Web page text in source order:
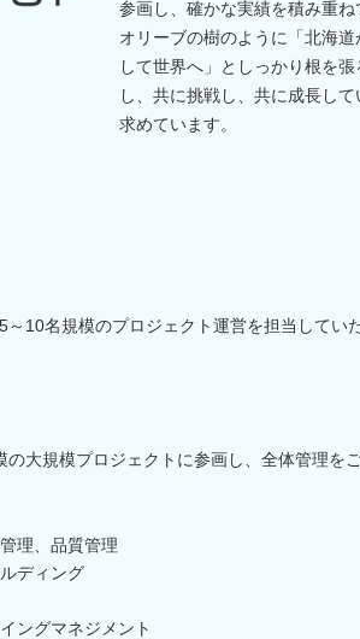
参画し、確かな実績を積み重ね
オリーブの樹のように「北海道
して世界へ」としっかり根を
し、共に挑戦し、共に成長し
求めています。
10名規模のプロジェクト運営を担当してい
大規模プロジェクトに参画し、全体管理を
理、品質管理
ディング
ングマネジメント